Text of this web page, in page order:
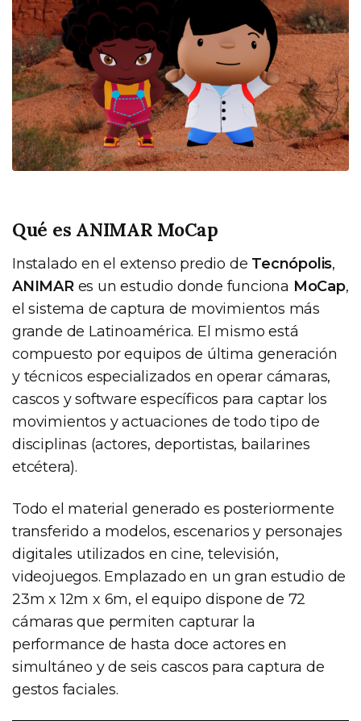
Qué es ANIMAR MoCap
Instalado en el extenso predio de Tecnópolis,
ANIMARes un estudio donde funciona MoCap,
el sistema de captura de movimientos más
grande de Latinoamérica. El mismo está
compuesto por equipos de última generación
y técnicos especializados en operar cámaras,
cascos y software específicos para captar los
movimientos y actuaciones de todo tipo de
disciplinas (actores, deportistas, bailarines
etcétera).
Todo el material generado es posteriormente
transferido a modelos, escenarios y personajes
digitales utilizados en cine, televisión,
videojuegos. Emplazado en un gran estudio de
23m x 12m x 6m, el equipo dispone de 72
cámaras que permiten capturar la
performance de hasta doce actores en
simultáneo y de seis cascos para captura de
gestos faciales.